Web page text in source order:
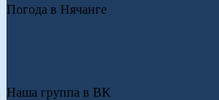
Погода в Нячанге
Наша группа в ВК